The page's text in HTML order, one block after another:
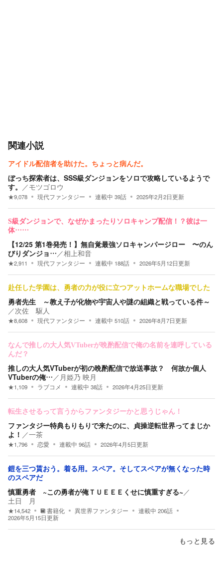
関連小説
アイドル配信者を助けた。ちょっと病んだ。
ぼっち探索者は、SSS級ダンジョンをソロで攻略しているようで
す。 ／モツゴロウ
★9,078 現代ファンタジー 連載中 39話 2025年2月2日更新
S級ダンジョンで、なぜかまったりソロキャンプ配信！？彼は一
体……
【12/25 第1巻発売！】無自覚最強ソロキャンパージロー 〜のん
びりダンジョ… ／相上和音
★2,911 現代ファンタジー 連載中 188話 2026年5月12日更新
赴任した学園は、勇者の力が役に立つアットホームな職場でした
勇者先生 ～教え子が化物や宇宙人や謎の組織と戦っている件～
／次佐 駆人
★8,608 現代ファンタジー 連載中 510話 2026年8月7日更新
なんで推しの大人気VTuberが晩酌配信で俺の名前を連呼している
んだ？
推しの大人気VTuberが初の晩酌配信で放送事故？ 何故か個人
VTuberの俺… ／ 月姫乃 映月
★1,109 ラブコメ 連載中 38話 2026年4月25日更新
転生させるって言うからファンタジーかと思うじゃん！
ファンタジー特典もりもりで来たのに、貞操逆転世界ってまじか
よ！ ／一茶
★1,796 恋愛 連載中 96話 2026年4月5日更新
鎧を三つ貰おう。着る用。スペア。そしてスペアが無くなった時
のスペアだ
慎重勇者 ~この勇者が俺ＴＵＥＥＥくせに慎重すぎる~／
土日 月
★14,542 書籍化 異世界ファンタジー 連載中 206話
2026年5月15日更新
もっと見る